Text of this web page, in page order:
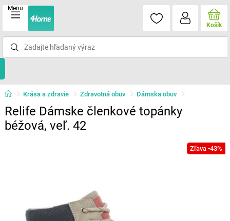
Menu
Košík
Krása a zdravie Zdravotná obuv Dámska obuv
Relife Dámske členkové topánky
béžová, veľ. 42
Zľava -43%